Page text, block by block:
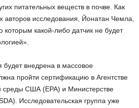
питательных веществ в почве. Как
авторов исследования, Йонатан Чемла,
которым какой-либо датчик не будет
будет внедрена в массовое
пройти сертификацию в Агентстве
США (EPA) и Министерстве
Исследовательская группа уже